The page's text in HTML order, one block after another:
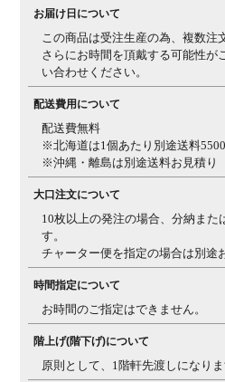
かねます。
■天然木の性
質について■
■詳細■ ※サムネイルも
木目柄・色み
について
天然木ゆえに、一つと
み、明るさ、節の見え
ございます。天然木特
天板にはウレタン塗装
塗り)、樹種の違いや個
じる場合がございます
三方向使用・
節について
天板は三方向使用にな
ある節も入る場合がござ
反りについ
て・ヒビ割れ
について
天然木の天板は一般的
入りやすくなります。
ビや反りの現象が起こ
お届け日について
この商品は受注生産の為、複数注
さらにお時間を頂戴する可能性が
い合わせください。
配送費用について
配送費無料
※北海道は1個あたり別途送料
※沖縄・離島は別途送料お見積り
大口注文について
10枚以上の発注の場合、分納また
す。
チャーター便を指定の場合は別途
時間指定について
お時間のご指定はできません。
階上げ(階下げ)について
原則として、1階軒先渡しになりま